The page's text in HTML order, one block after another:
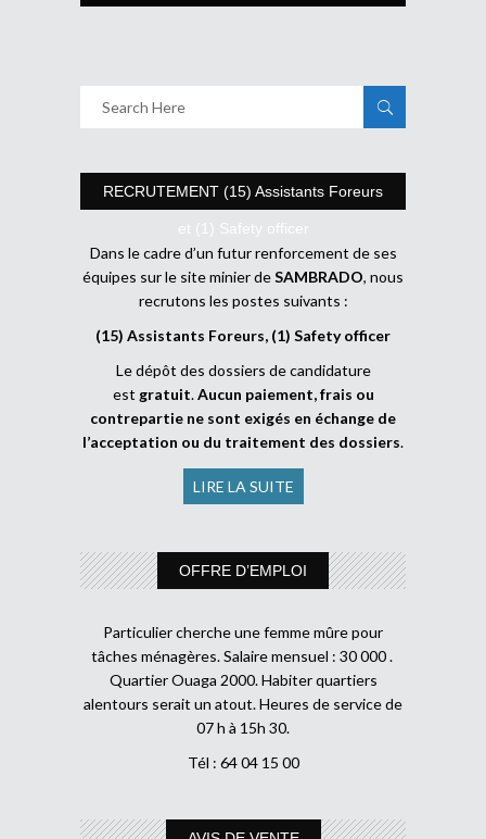
RECRUTEMENT (15) Assistants Foreurs
et (1) Safety officer
Dans le cadre d’un futur renforcement de ses
équipes sur le site minier deSAMBRADO, nous
recrutons les postes suivants :
(15) Assistants Foreurs, (1) Safety officer
Le dépôt des dossiers de candidature
est gratuit.Aucun paiement, frais ou
contrepartie ne sont exigés en échange de
l’acceptation ou du traitement des dossiers.
LIRE LA SUITE
OFFRE D’EMPLOI
Particulier cherche une femme mûre pour
tâches ménagères. Salaire mensuel : 30 000 .
Quartier Ouaga 2000. Habiter quartiers
alentours serait un atout. Heures de service de
07 h à 15h 30.
Tél : 64 04 15 00